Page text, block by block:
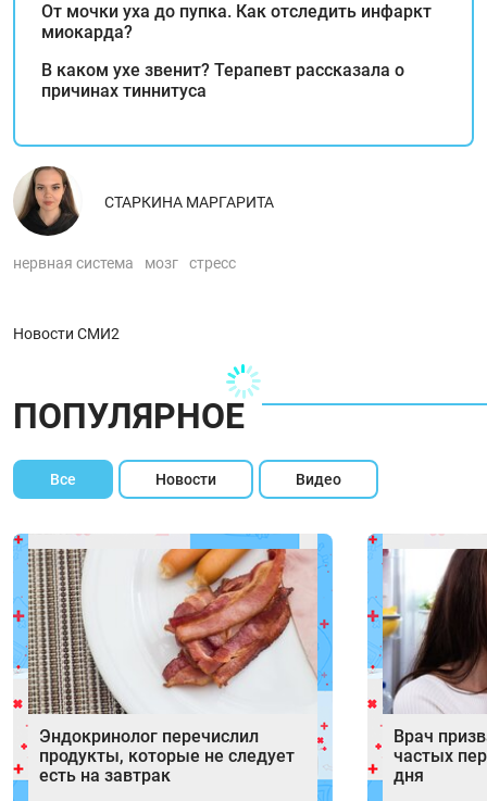
От мочки уха до пупка. Как отследить инфаркт
миокарда?
В каком ухе звенит? Терапевт рассказала о
причинах тиннитуса
СТАРКИНА МАРГАРИТА
нервная система мозг стресс
Новости СМИ2
ПОПУЛЯРНОЕ
Все Новости Видео
Эндокринолог перечислил
продукты, которые не следует
есть на завтрак
Врач
частых
дня